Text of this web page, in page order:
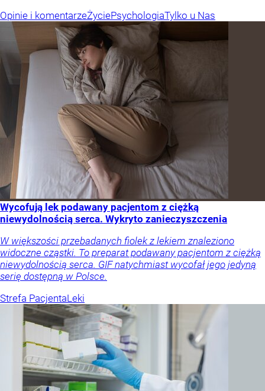
Opinie i komentarzeŻyciePsychologiaTylko u Nas
Wycofują lek podawany pacjentom z ciężką
niewydolnością serca. Wykryto zanieczyszczenia
W większości przebadanych fiolek z lekiem znaleziono
widoczne cząstki. To preparat podawany pacjentom z ciężką
niewydolnością serca. GIF natychmiast wycofał jego jedyną
serię dostępną w Polsce.
Strefa PacjentaLeki